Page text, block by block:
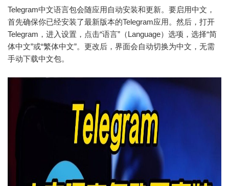
Telegram中文语言包会随应用自动安装和更新。要启用中文，
首先确保你已经安装了最新版本的Telegram应用。然后，打开
Telegram，进入设置，点击“语言”（Language）选项，选择“简
体中文”或“繁体中文”。更改后，界面会自动切换为中文，无需
手动下载中文包。